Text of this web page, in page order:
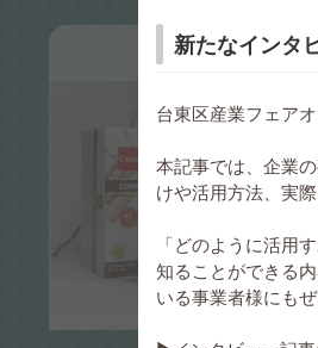
新たなインタ
台東区産業フェア
本記事では、企業
けや活用方法、実
「どのように活用
知ることができる
いる事業者様にも